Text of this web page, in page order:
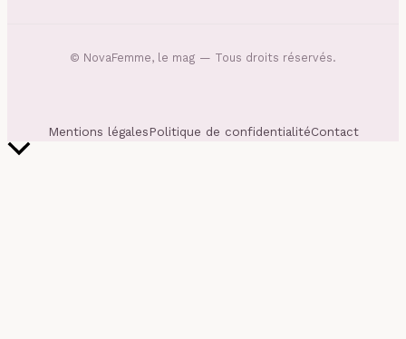
© NovaFemme, le mag — Tous droits réservés.
Mentions légalesPolitique de confidentialitéContact